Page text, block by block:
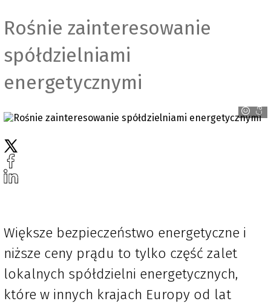
Rośnie zainteresowanie
spółdzielniami
energetycznymi
Canva
Większe bezpieczeństwo energetyczne i
niższe ceny prądu to tylko część zalet
lokalnych spółdzielni energetycznych,
które w innych krajach Europy od lat